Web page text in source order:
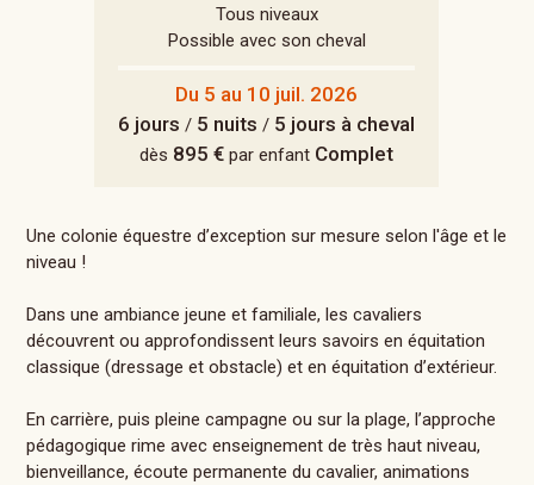
Tous niveaux
Possible avec son cheval
Du 5 au 10 juil. 2026
6 jours / 5 nuits / 5 jours à cheval
dès 895 € par enfant Complet
Une colonie équestre d’exception sur mesure selon l'âge et le
niveau !
Dans une ambiance jeune et familiale, les cavaliers
découvrent ou approfondissent leurs savoirs en équitation
classique (dressage et obstacle) et en équitation d’extérieur.
En carrière, puis pleine campagne ou sur la plage, l’approche
pédagogique rime avec enseignement de très haut niveau,
bienveillance, écoute permanente du cavalier, animations